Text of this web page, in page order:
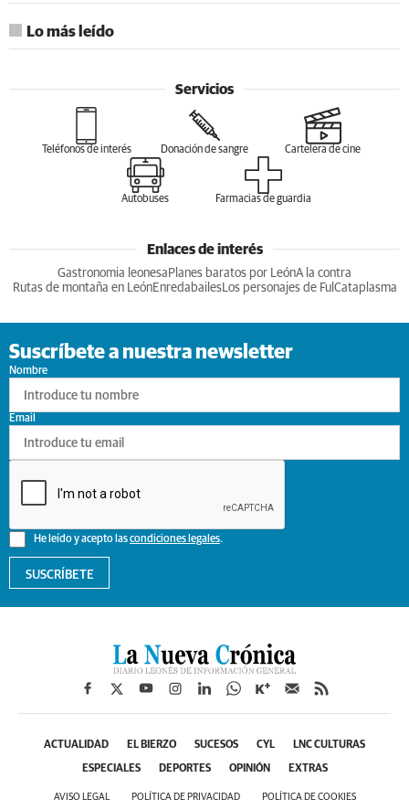
Lo más leído
Servicios
Teléfonos de interés Donación de sangre Cartelera de cine
Autobuses Farmacias de guardia
Enlaces de interés
Gastronomia leonesa Planes baratos por LeónA la contra
Rutas de montaña en LeónEnredabailesLos personajes de Ful Cataplasma
Suscríbete a nuestra newsletter
Nombre
He leído y acepto lascondiciones legales.
Email
SUSCRÍBETE
ACTUALIDAD EL BIERZO SUCESOS CYL LNC CULTURAS
ESPECIALES DEPORTES OPINIÓN EXTRAS
AVISO LEGAL POLÍTICA DE PRIVACIDAD POLÍTICA DE COOKIES